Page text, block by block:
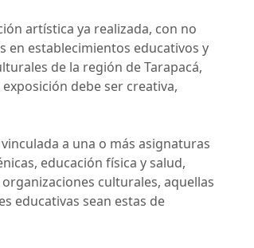
artística ya realizada, con no
en establecimientos educativos y
de la región de Tarapacá,
debe ser creativa,
a una o más asignaturas
educación física y salud,
culturales, aquellas
educativas sean estas de